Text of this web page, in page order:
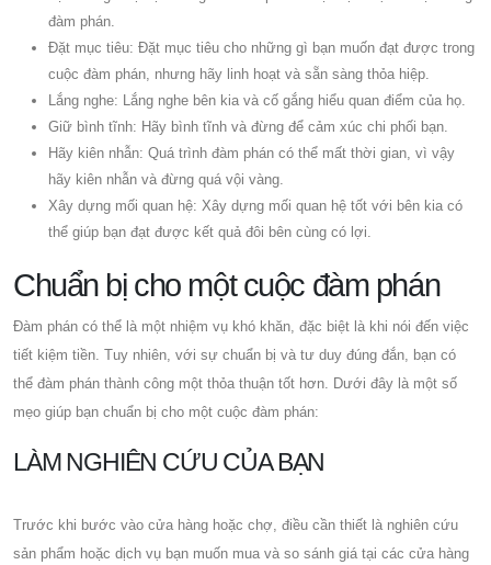
đàm phán.
Đặt mục tiêu: Đặt mục tiêu cho những gì bạn muốn đạt được trong
cuộc đàm phán, nhưng hãy linh hoạt và sẵn sàng thỏa hiệp.
Lắng nghe: Lắng nghe bên kia và cố gắng hiểu quan điểm của họ.
Giữ bình tĩnh: Hãy bình tĩnh và đừng để cảm xúc chi phối bạn.
Hãy kiên nhẫn: Quá trình đàm phán có thể mất thời gian, vì vậy
hãy kiên nhẫn và đừng quá vội vàng.
Xây dựng mối quan hệ: Xây dựng mối quan hệ tốt với bên kia có
thể giúp bạn đạt được kết quả đôi bên cùng có lợi.
Chuẩn bị cho một cuộc đàm phán
Đàm phán có thể là một nhiệm vụ khó khăn, đặc biệt là khi nói đến việc
tiết kiệm tiền. Tuy nhiên, với sự chuẩn bị và tư duy đúng đắn, bạn có
thể đàm phán thành công một thỏa thuận tốt hơn. Dưới đây là một số
mẹo giúp bạn chuẩn bị cho một cuộc đàm phán:
LÀM NGHIÊN CỨU CỦA BẠN
Trước khi bước vào cửa hàng hoặc chợ, điều cần thiết là nghiên cứu
sản phẩm hoặc dịch vụ bạn muốn mua và so sánh giá tại các cửa hàng